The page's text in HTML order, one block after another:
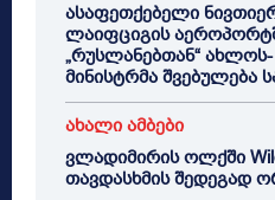
ასაფეთქებელი
ლაიფციგის
„რუსლანებთან“ ახლოს-
მინისტრმა შვებულება
ახალი ამბები
ვლადიმირის ოლქში
თავდასხმის შედეგად